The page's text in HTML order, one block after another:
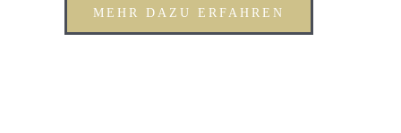
MEHR DAZU ERFAHREN